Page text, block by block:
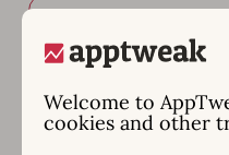
Welcome to
cookies and other